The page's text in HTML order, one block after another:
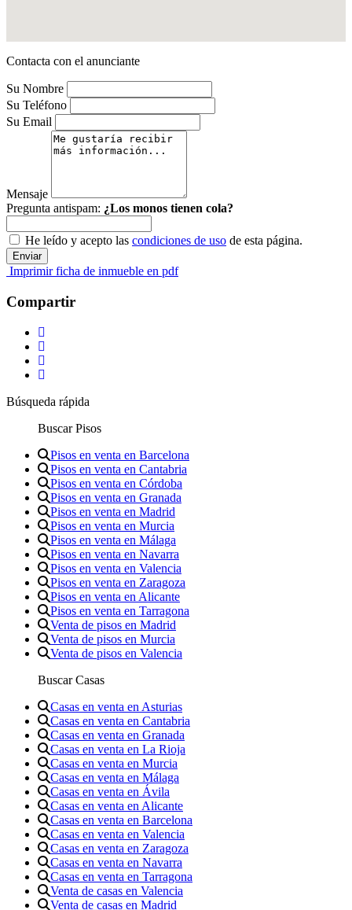
Contacta con el anunciante
Su Nombre
Su Teléfono
Su Email
Mensaje
Pregunta antispam: ¿Los monos tienen cola?
He leído y acepto las condiciones de uso de esta página.
Imprimir ficha de inmueble en pdf
Compartir
Búsqueda rápida
Buscar Pisos
Pisos en venta en Barcelona
Pisos en venta en Cantabria
Pisos en venta en Córdoba
Pisos en venta en Granada
Pisos en venta en Madrid
Pisos en venta en Murcia
Pisos en venta en Málaga
Pisos en venta en Navarra
Pisos en venta en Valencia
Pisos en venta en Zaragoza
Pisos en venta en Alicante
Pisos en venta en Tarragona
Venta de pisos en Madrid
Venta de pisos en Murcia
Venta de pisos en Valencia
Buscar Casas
Casas en venta en Asturias
Casas en venta en Cantabria
Casas en venta en Granada
Casas en venta en La Rioja
Casas en venta en Murcia
Casas en venta en Málaga
Casas en venta en Ávila
Casas en venta en Alicante
Casas en venta en Barcelona
Casas en venta en Valencia
Casas en venta en Zaragoza
Casas en venta en Navarra
Casas en venta en Tarragona
Venta de casas en Valencia
Venta de casas en Madrid